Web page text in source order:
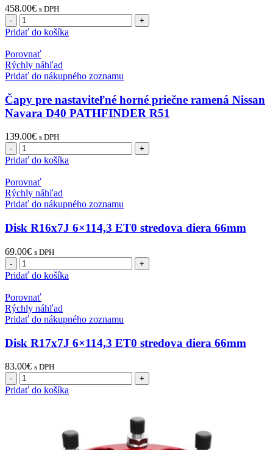
458.00€ s DPH
množstvo
Bočné
Nissan
Pathfinder
R51
Pridať do košíka
Porovnať
Rýchly náhľad
Pridať do nákupného zoznamu
Čapy pre nastaviteľné horné priečne ramená Nissan
Navara D40 PATHFINDER R51
139.00€ s DPH
množstvo
Čapy
nastaviteľné
horné
priečne
Nissan
Navara
D40
PATHFINDER
R51
Pridať do košíka
Porovnať
Rýchly náhľad
Pridať do nákupného zoznamu
Disk R16x7J 6×114,3 ET0 stredova diera 66mm
69.00€ s DPH
množstvo
Disk
6x114,3
ET0
stredova
66mm
Pridať do košíka
Porovnať
Rýchly náhľad
Pridať do nákupného zoznamu
Disk R17x7J 6×114,3 ET0 stredova diera 66mm
83.00€ s DPH
množstvo
Disk
Pridať do košíka